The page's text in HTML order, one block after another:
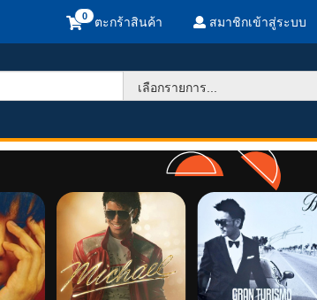
ตะกร้าสินค้า สมาชิกเข้าสู่ระบบ